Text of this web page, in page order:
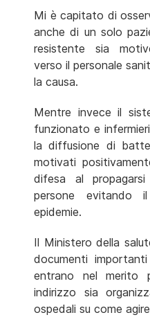
Mi è capitato di
anche di un solo
resistente sia
verso il personale
la causa.
Mentre invece il
funzionato e
la diffusione di
motivati
difesa al
persone evitando
epidemie.
Il Ministero della
documenti
entrano nel merito
indirizzo sia
ospedali su come